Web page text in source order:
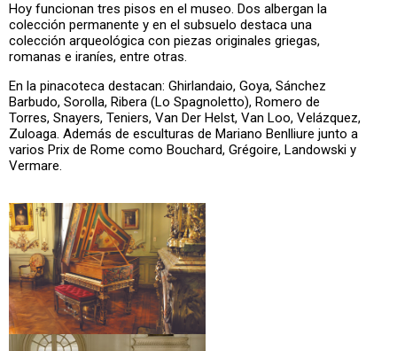
Hoy funcionan tres pisos en el museo. Dos albergan la
colección permanente y en el subsuelo destaca una
colección arqueológica con piezas originales griegas,
romanas e iraníes, entre otras.
En la pinacoteca destacan: Ghirlandaio, Goya, Sánchez
Barbudo, Sorolla, Ribera (Lo Spagnoletto), Romero de
Torres, Snayers, Teniers, Van Der Helst, Van Loo, Velázquez,
Zuloaga. Además de esculturas de Mariano Benlliure junto a
varios Prix de Rome como Bouchard, Grégoire, Landowski y
Vermare.